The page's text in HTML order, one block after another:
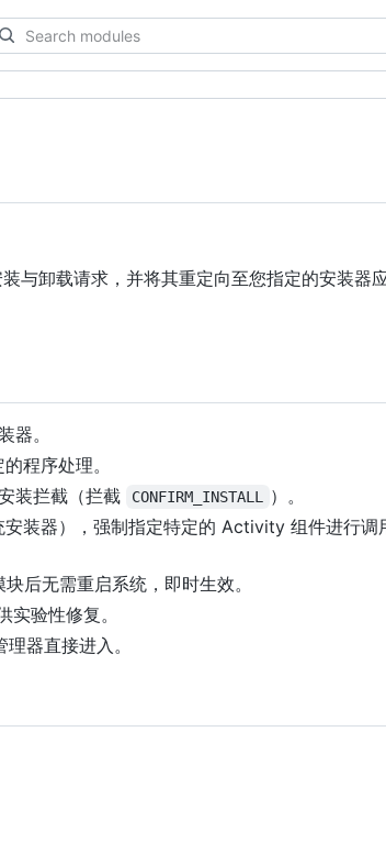
卸载请求，并将其重定向至您指定的安装器应
器。
程序处理。
装拦截（拦截 CONFIRM_INSTALL
）。
安装器），强制指定特定的 Activity 组件进行调
后无需重启系统，即时生效。
验性修复。
器直接进入。